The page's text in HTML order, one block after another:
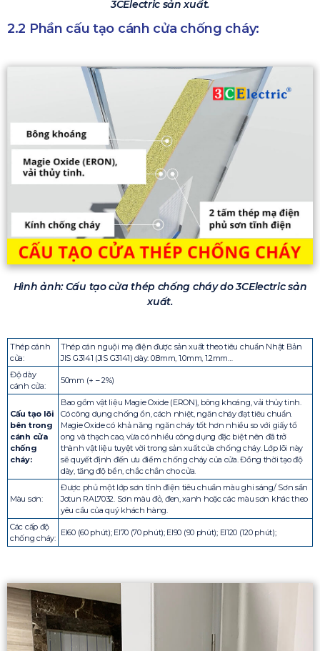
3CElectric sản xuất.
2.2 Phần cấu tạo cánh cửa chống cháy:
Hình ảnh: Cấu tạo cửa thép chống cháy do 3CElectric sản
xuất.
Thép cánh
cửa:
Thép cán nguội mạ điện được sản xuất theo tiêu chuẩn Nhật Bản
JIS G3141 (JIS G3141) dày: 0.8mm, 1.0mm, 1.2mm…
Độ dày
cánh cửa:
50mm (+ – 2%)
Cấu tạo lõi
bên trong
cánh cửa
chống
cháy:
Bao gồm vật liệu Magie Oxide (ERON), bông khoáng, vải thủy tinh.
Có công dụng chống ồn, cách nhiệt, ngăn cháy đạt tiêu chuẩn.
Magie Oxide có khả năng ngăn cháy tốt hơn nhiều so với giấy tổ
ong và thạch cao, vừa có nhiều công dụng đặc biệt nên đã trở
thành vật liệu tuyệt vời trong sản xuất cửa chống cháy. Lớp lõi này
sẽ quyết định đến ưu điểm chống cháy của cửa. Đồng thời tạo độ
dày, tăng độ bền, chắc chắn cho cửa.
Màu sơn:
Được phủ một lớp sơn tĩnh điện tiêu chuẩn màu ghi sáng/ Sơn sần
Jotun RAL7032. Sơn màu đỏ, đen, xanh hoặc các màu sơn khác theo
yêu cầu của quý khách hàng.
Các cấp độ
chống cháy:
EI60 (60 phút); EI70 (70 phút); EI90 (90 phút); EI120 (120 phút);